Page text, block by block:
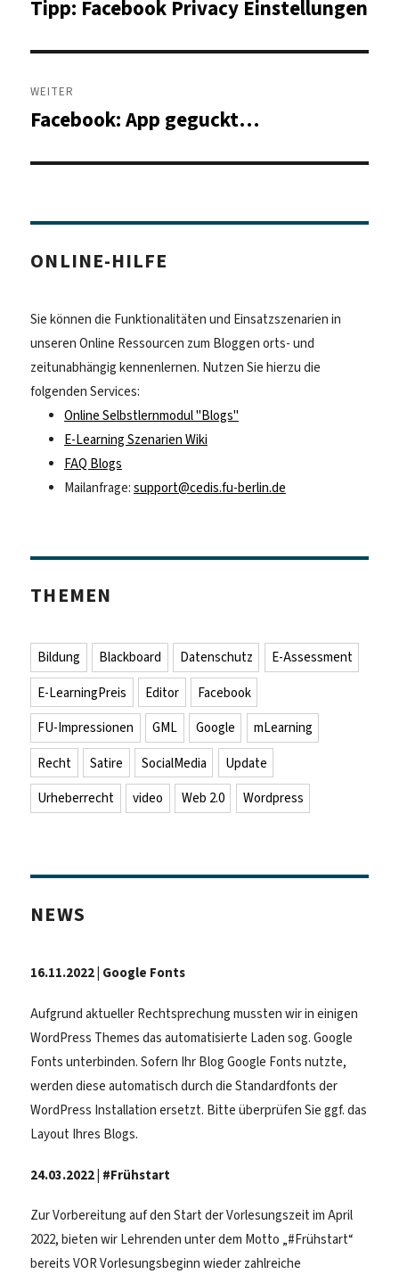
Vorheriger
Tipp: Facebook Privacy Einstellungen
WEITER
Nächster
Facebook: App geguckt…
ONLINE-HILFE
Sie können die Funktionalitäten und Einsatzszenarien in
unseren Online Ressourcen zum Bloggen orts- und
zeitunabhängig kennenlernen. Nutzen Sie hierzu die
folgenden Services:
Online Selbstlernmodul "Blogs"
E-Learning Szenarien Wiki
FAQ Blogs
Mailanfrage: support@cedis.fu-berlin.de
THEMEN
Bildung Blackboard Datenschutz
E-Assessment
E-LearningPreis
Editor
Facebook
FU-Impressionen
GML Google
mLearning
Recht
Satire SocialMedia
Update
Urheberrecht
video Web 2.0 Wordpress
NEWS
16.11.2022 | Google Fonts
Aufgrund aktueller Rechtsprechung mussten wir in einigen
WordPress Themes das automatisierte Laden sog. Google
Fonts unterbinden. Sofern Ihr Blog Google Fonts nutzte,
werden diese automatisch durch die Standardfonts der
WordPress Installation ersetzt. Bitte überprüfen Sie ggf. das
Layout Ihres Blogs.
24.03.2022 | #Frühstart
Zur Vorbereitung auf den Start der Vorlesungszeit im April
2022, bieten wir Lehrenden unter dem Motto „#Frühstart“
bereits VOR Vorlesungsbeginn wieder zahlreiche